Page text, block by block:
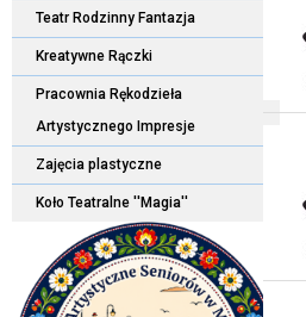
Teatr Rodzinny Fantazja
Kreatywne Rączki
Pracownia Rękodzieła
Artystycznego Impresje
Zajęcia plastyczne
Koło Teatralne ''Magia''